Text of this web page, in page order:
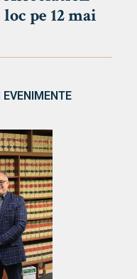
pe 12 mai